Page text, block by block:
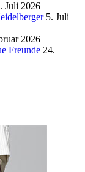
Juli 2026
5. Juli
2026
Freunde 24.